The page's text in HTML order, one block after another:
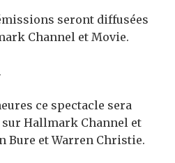
seront diffusées
Channel et Movie.
ce spectacle sera
Hallmark Channel et
Bure et Warren Christie.